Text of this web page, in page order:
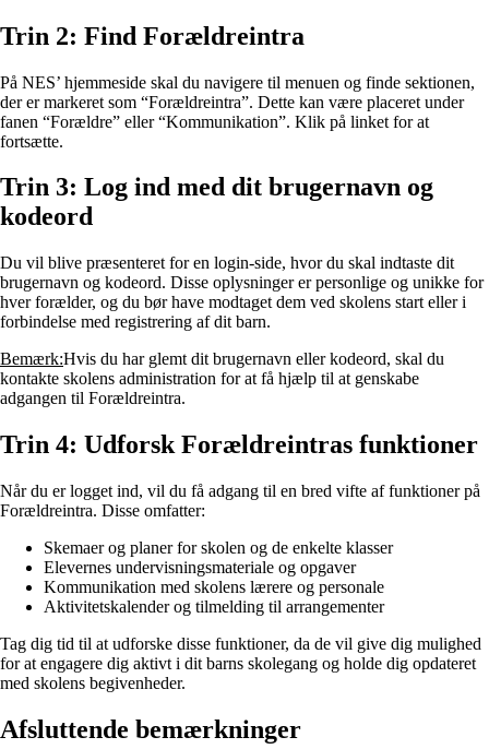
Trin 2: Find Forældreintra
På NES’ hjemmeside skal du navigere til menuen og finde sektionen,
der er markeret som “Forældreintra”. Dette kan være placeret under
fanen “Forældre” eller “Kommunikation”. Klik på linket for at
fortsætte.
Trin 3: Log ind med dit brugernavn og
kodeord
Du vil blive præsenteret for en login-side, hvor du skal indtaste dit
brugernavn og kodeord. Disse oplysninger er personlige og unikke for
hver forælder, og du bør have modtaget dem ved skolens start eller i
forbindelse med registrering af dit barn.
Bemærk:Hvis du har glemt dit brugernavn eller kodeord, skal du
kontakte skolens administration for at få hjælp til at genskabe
adgangen til Forældreintra.
Trin 4: Udforsk Forældreintras funktioner
Når du er logget ind, vil du få adgang til en bred vifte af funktioner på
Forældreintra. Disse omfatter:
Skemaer og planer for skolen og de enkelte klasser
Elevernes undervisningsmateriale og opgaver
Kommunikation med skolens lærere og personale
Aktivitetskalender og tilmelding til arrangementer
Tag dig tid til at udforske disse funktioner, da de vil give dig mulighed
for at engagere dig aktivt i dit barns skolegang og holde dig opdateret
med skolens begivenheder.
Afsluttende bemærkninger